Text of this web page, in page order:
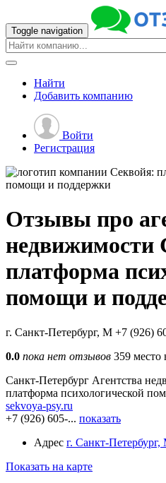
Toggle navigation
Найти
Добавить компанию
Войти
Регистрация
Отзывы про
недвижимости
платформа
помощи и
г. Санкт-Петербург, М +7 (926)
0.0 пока нет отзывов 359 место
Санкт-Петербург Агентства
платформа психологической
sekvoya-psy.ru
+7 (926) 605-... показать
Адрес г. Санкт-
Показать на карте